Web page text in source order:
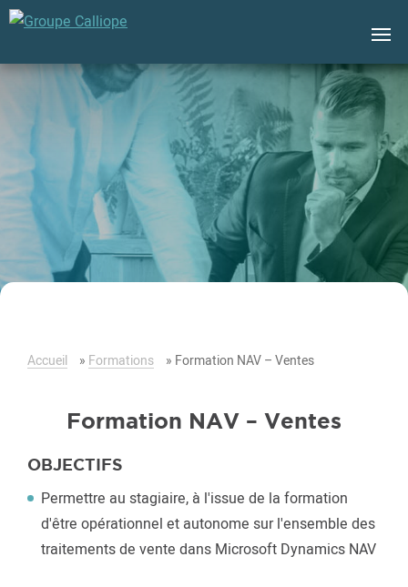
Groupe
Calliope
Accueil » Formations » Formation NAV – Ventes
Formation NAV – Ventes
OBJECTIFS
Permettre au stagiaire, à l'issue de la formation
d'être opérationnel et autonome sur l'ensemble des
traitements de vente dans Microsoft Dynamics NAV